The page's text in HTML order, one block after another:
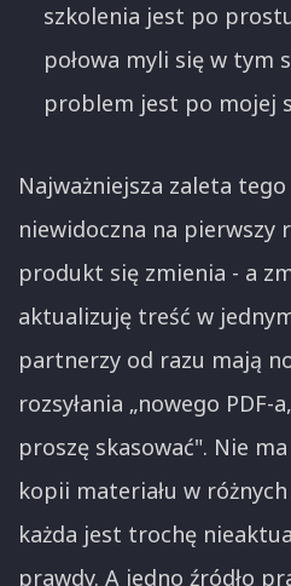
szkolenia jest po
połowa myli się w tym
problem jest po mojej
Najważniejsza zaleta
niewidoczna na pierwszy
produkt się zmienia - a
aktualizuję treść w
partnerzy od razu mają
rozsyłania „nowego
proszę skasować". Nie
kopii materiału w
każda jest trochę
prawdy. A jedno źródło